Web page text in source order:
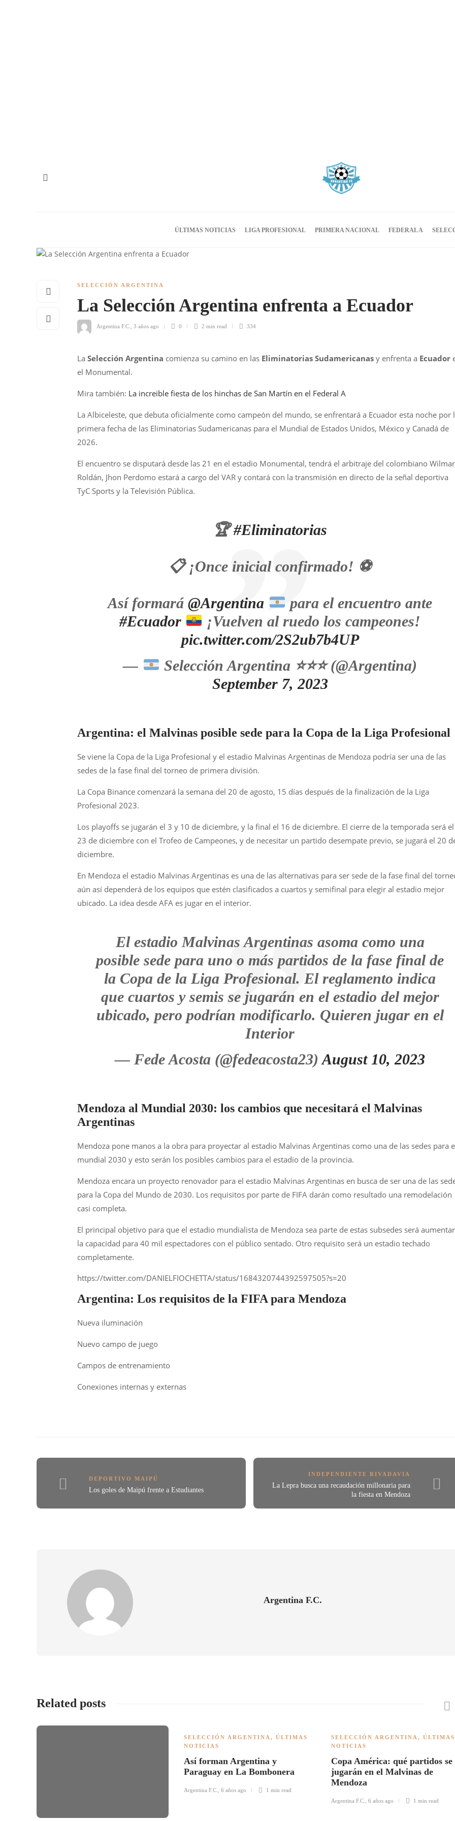
ÚLTIMAS NOTICIAS LIGA PROFESIONAL PRIMERA NACIONAL FEDERAL A
SELECCIÓN ARGENTINA
La Selección Argentina enfrenta a Ecuador
Argentina F.C. 3 años ago 0 2 min read 334
La Selección Argentina comienza su camino en las Eliminatorias Sudamericanas y enfrenta a Ecuador
el Monumental.
Mira también: La increible fiesta de los hinchas de San Martín en el Federal A
La Albiceleste, que debuta oficialmente como campeón del mundo, se enfrentará a Ecuador esta noche por
primera fecha de las Eliminatorias Sudamericanas para el Mundial de Estados Unidos, México y Canadá de
2026.
El encuentro se disputará desde las 21 en el estadio Monumental, tendrá el arbitraje del colombiano Wilmar
Roldán, Jhon Perdomo estará a cargo del VAR y contará con la transmisión en directo de la señal deportiva
TyC Sports y la Televisión Pública.
🏆#Eliminatorias
📋 ¡Once inicial confirmado! ⚽
Así formará@Argentina
para el encuentro ante
#Ecuador
¡Vuelven al ruedo los campeones!
pic.twitter.com/2S2ub7b4UP
—
Selección Argentina ⭐⭐⭐(@Argentina)
September 7, 2023
Argentina: el Malvinas posible sede para la Copa de la Liga Profesional
Se viene la Copa de la Liga Profesional y el estadio Malvinas Argentinas de Mendoza podría ser una de las
sedes de la fase final del torneo de primera división.
La Copa Binance comenzará la semana del 20 de agosto, 15 días después de la finalización de la Liga
Profesional 2023.
Los playoffs se jugarán el 3 y 10 de diciembre, y la final el 16 de diciembre. El cierre de la temporada será el
23 de diciembre con el Trofeo de Campeones, y de necesitar un partido desempate previo, se jugará el 20
diciembre.
En Mendoza el estadio Malvinas Argentinas es una de las alternativas para ser sede de la fase final del
aún así dependerá de los equipos que estén clasificados a cuartos y semifinal para elegir al estadio mejor
ubicado. La idea desde AFA es jugar en el interior.
El estadio Malvinas Argentinas asoma como una
posible sede para uno o más partidos de la fase final de
la Copa de la Liga Profesional. El reglamento indica
que cuartos y semis se jugarán en el estadio del mejor
ubicado, pero podrían modificarlo. Quieren jugar en el
Interior
— Fede Acosta (@fedeacosta23)August 10, 2023
Mendoza al Mundial 2030: los cambios que necesitará el Malvinas
Argentinas
Mendoza pone manos a la obra para proyectar al estadio Malvinas Argentinas como una de las sedes para
mundial 2030 y esto serán los posibles cambios para el estadio de la provincia.
Mendoza encara un proyecto renovador para el estadio Malvinas Argentinas en busca de ser una de las
para la Copa del Mundo de 2030. Los requisitos por parte de FIFA darán como resultado una remodelación
casi completa.
El principal objetivo para que el estadio mundialista de Mendoza sea parte de estas subsedes será aumentar
la capacidad para 40 mil espectadores con el público sentado. Otro requisito será un estadio techado
completamente.
https://twitter.com/DANIELFIOCHETTA/status/1684320744392597505?s=20
Argentina: Los requisitos de la FIFA para Mendoza
Nueva iluminación
Nuevo campo de juego
Campos de entrenamiento
Conexiones internas y externas
DEPORTIVO MAIPÚ
Los goles de Maipú frente a Estudiantes
INDEPENDIENTE RIVADAVIA
La Lepra busca una recaudación millonaria para
la fiesta en Mendoza
Argentina F.C.
Related posts
SELECCIÓN ARGENTINA , ÚLTIMAS
NOTICIAS
Así forman Argentina y
Paraguay en La Bombonera
Argentina F.C. 6 años ago 1 min read
SELECCIÓN ARGENTINA , ÚLTIMAS
NOTICIAS
Copa América: qué partidos se
jugarán en el Malvinas de
Mendoza
Argentina F.C. 6 años ago 1 min read